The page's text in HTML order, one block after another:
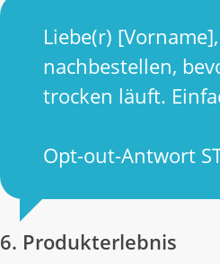
Liebe(r)
nachbestellen,
trocken läuft.
Opt-out-Antwort
6. Produkterlebnis